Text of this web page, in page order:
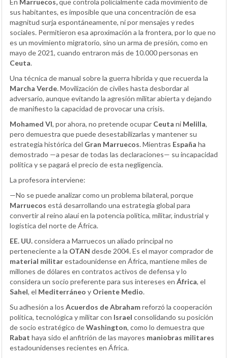
En Marruecos,que controla policialmente cada movimiento de
sus habitantes, es imposible que una concentración de esa
magnitud surja espontáneamente, ni por mensajes y redes
sociales. Permitieron esa aproximación a la frontera, por lo que no
es un movimiento migratorio, sino un arma de presión, como en
mayo de 2021, cuando entraron más de 10.000 personas en
Ceuta.
Una técnica de manual sobre la guerra híbrida y que recuerda la
Marcha Verde. Movilización de civiles hasta desbordar al
adversario, aunque evitando la agresión militar abierta y dejando
de manifiesto la capacidad de provocar una crisis.
Mohamed VI, por ahora, no pretende ocupar Ceuta ni Melilla,
pero demuestra que puede desestabilizarlas y mantener su
estrategia histórica del Gran Marruecos. Mientras España ha
demostrado —a pesar de todas las declaraciones— su incapacidad
política y se pagará el precio de esta negligencia.
La profesora interviene:
—No se puede analizar como un problema bilateral, porque
Marruecos está desarrollando una estrategia global para
convertir al reino alauí en la potencia política, militar, industrial y
logística del norte de África.
EE. UU.considera a Marruecos un aliado principal no
perteneciente a la OTAN desde 2004. Es el mayor comprador de
material militarestadounidense en África, mantiene miles de
millones de dólares en contratos activos de defensa y lo
considera un socio preferente para sus intereses en África, el
Sahel, el Mediterráneo y Oriente Medio.
Su adhesión a los Acuerdos de Abrahamreforzó la cooperación
política, tecnológica y militar con Israel consolidando su posición
de socio estratégico deWashington, como lo demuestra que
Rabat haya sido el anfitrión de las mayores maniobras militares
estadounidenses recientes en África.